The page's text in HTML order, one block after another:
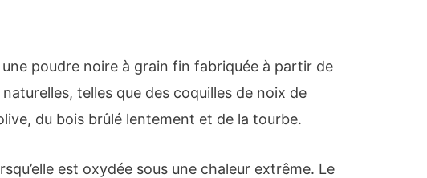
poudre noire à grain fin fabriquée à partir de
telles que des coquilles de noix de
du bois brûlé lentement et de la tourbe.
est oxydée sous une chaleur extrême. Le